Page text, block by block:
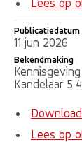
Lees op
Publicatiedatum
11 jun 2026
Bekendmaking
Kandelaar 5
Lees op